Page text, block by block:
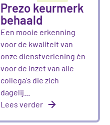
Prezo keurmerk
behaald
Een mooie erkenning
voor de kwaliteit van
onze dienstverlening én
voor de inzet van alle
collega's die zich
dagelij...
Lees verder